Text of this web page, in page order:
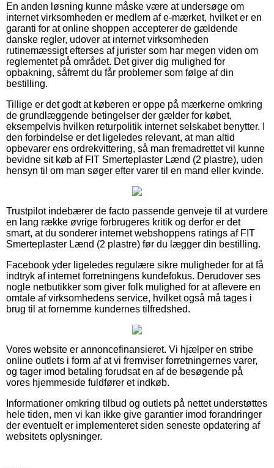
En anden løsning kunne måske være at undersøge om
internet virksomheden er medlem af e-mærket, hvilket er en
garanti for at online shoppen accepterer de gældende
danske regler, udover at internet virksomheden
rutinemæssigt efterses af jurister som har megen viden om
reglementet på området. Det giver dig mulighed for
opbakning, såfremt du får problemer som følge af din
bestilling.
Tillige er det godt at køberen er oppe på mærkerne omkring
de grundlæggende betingelser der gælder for købet,
eksempelvis hvilken returpolitik internet selskabet benytter. I
den forbindelse er det ligeledes relevant, at man altid
opbevarer ens ordrekvittering, så man fremadrettet vil kunne
bevidne sit køb af FIT Smerteplaster Lænd (2 plastre), uden
hensyn til om man søger efter varer til en mand eller kvinde.
Trustpilot indebærer de facto passende genveje til at vurdere
en lang række øvrige forbrugeres kritik og derfor er det
smart, at du sonderer internet webshoppens ratings af FIT
Smerteplaster Lænd (2 plastre) før du lægger din bestilling.
Facebook yder ligeledes regulære sikre muligheder for at få
indtryk af internet forretningens kundefokus. Derudover ses
nogle netbutikker som giver folk mulighed for at aflevere en
omtale af virksomhedens service, hvilket også må tages i
brug til at fornemme kundernes tilfredshed.
Vores website er annoncefinansieret. Vi hjælper en stribe
online outlets i form af at vi fremviser forretningernes varer,
og tager imod betaling forudsat en af de besøgende på
vores hjemmeside fuldfører et indkøb.
Informationer omkring tilbud og outlets på nettet understøttes
hele tiden, men vi kan ikke give garantier imod forandringer
der eventuelt er implementeret siden seneste opdatering af
websitets oplysninger.